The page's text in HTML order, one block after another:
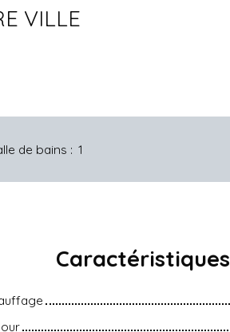
VILLE
de bains : 1
Caractéristiques